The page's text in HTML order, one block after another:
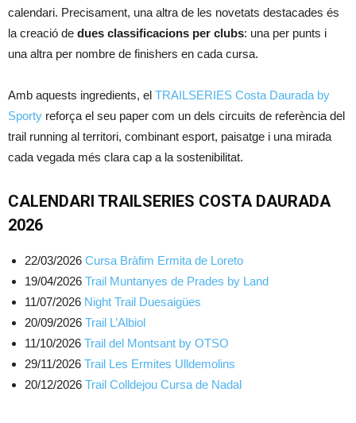
calendari. Precisament, una altra de les novetats destacades és
la creació de dues classificacions per clubs: una per punts i
una altra per nombre de finishers en cada cursa.
Amb aquests ingredients, el TRAILSERIES Costa Daurada by
Sporty reforça el seu paper com un dels circuits de referència del
trail running al territori, combinant esport, paisatge i una mirada
cada vegada més clara cap a la sostenibilitat.
CALENDARI TRAILSERIES COSTA DAURADA
2026
22/03/2026 Cursa Bràfim Ermita de Loreto
19/04/2026 Trail Muntanyes de Prades by Land
11/07/2026 Night Trail Duesaigües
20/09/2026 Trail L’Albiol
11/10/2026 Trail del Montsant by OTSO
29/11/2026 Trail Les Ermites Ulldemolins
20/12/2026 Trail Colldejou Cursa de Nadal